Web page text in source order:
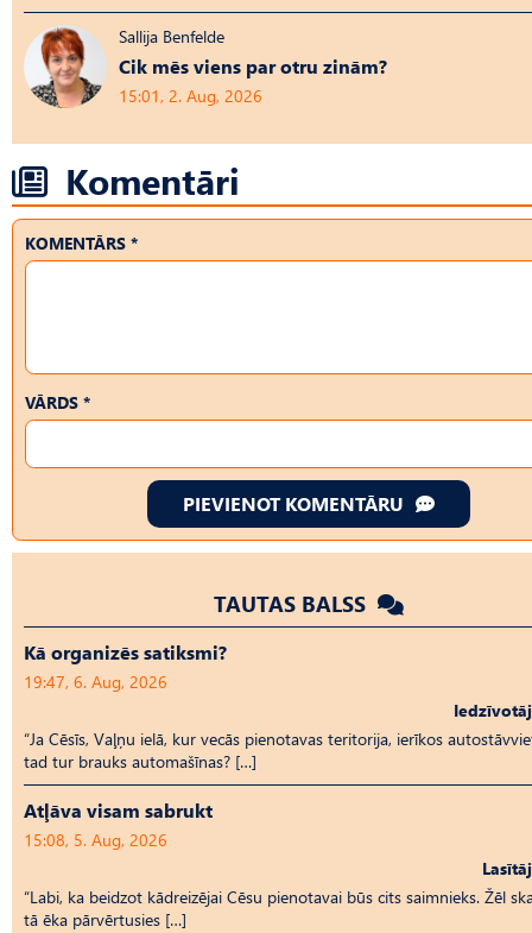
Sallija Benfelde
Cik mēs viens par otru zinām?
15:01, 2. Aug, 2026
Komentāri
KOMENTĀRS *
VĀRDS *
PIEVIENOT KOMENTĀRU
TAUTAS BALSS
Kā organizēs satiksmi?
19:47, 6. Aug, 2026
“Ja Cēsīs, Vaļņu ielā, kur vecās pienotavas teritorija, ierīkos
tad tur brauks automašīnas? […]
Atļāva visam sabrukt
15:08, 5. Aug, 2026
“Labi, ka beidzot kādreizējai Cēsu pienotavai būs cits saimnieks. Žēl
tā ēka pārvērtusies […]